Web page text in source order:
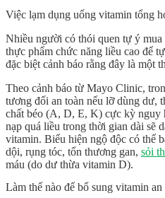
Việc lạm dụng uống vitamin tổng
Nhiều người có thói quen tự ý mua
thực phẩm chức năng liều cao để
đặc biệt cảnh báo rằng đây là một
Theo cảnh báo từ Mayo Clinic,
tương đối an toàn nếu lỡ dùng dư,
chất béo (A, D, E, K) cực kỳ nguy
nạp quá liều trong thời gian dài sẽ
vitamin. Biểu hiện ngộ độc có thể
dội, rụng tóc, tổn thương gan, sỏi
máu (do dư thừa vitamin D).
Làm thế nào để bổ sung vitamin